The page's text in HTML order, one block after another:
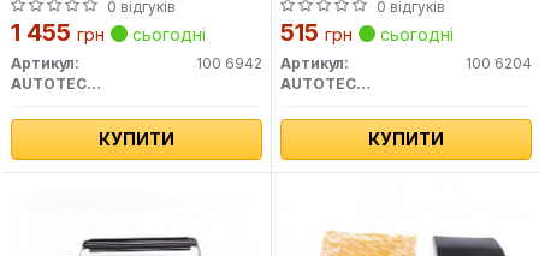
Crafter 06-0 відгуків
1 455 грн сьогодні
Артикул:
100 6942
AUTOTECHTEILE
КУПИТИ
0 відгуків
515 грн сьогодні
Артикул:
100 6204
AUTOTECHTEILE
КУПИТИ